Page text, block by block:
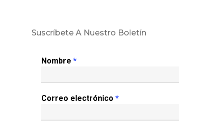
Suscríbete A Nuestro Boletín
Nombre *
Correo electrónico *
Inicio